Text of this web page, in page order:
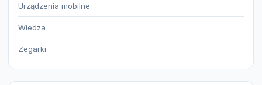
Urządzenia mobilne
Wiedza
Zegarki